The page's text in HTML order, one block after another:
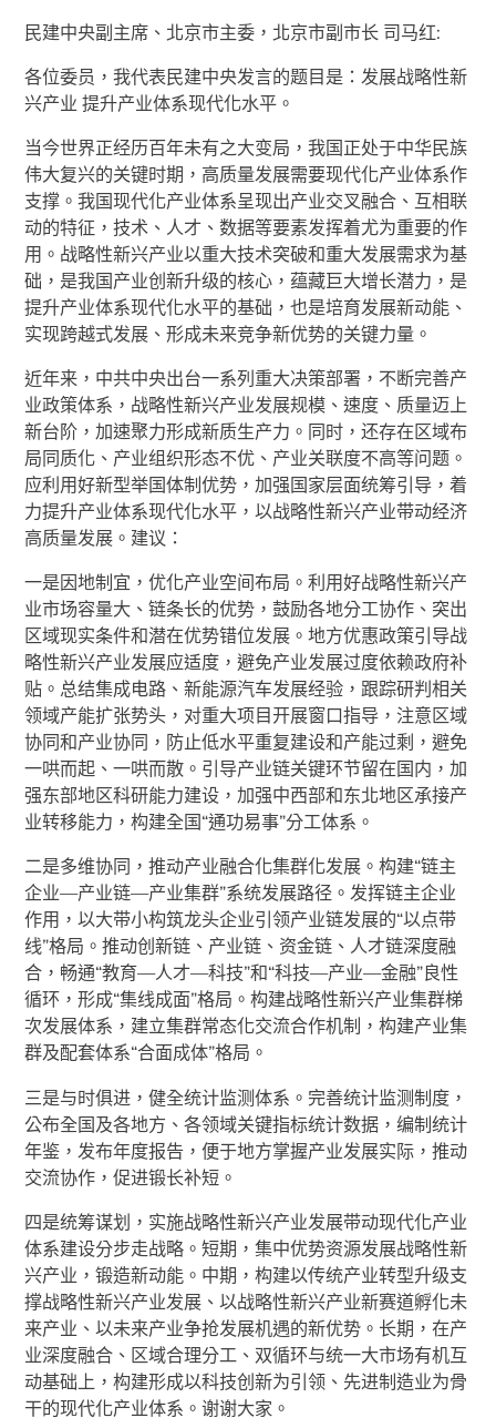
民建中央副主席、北京市主委，北京市副市长 司马红:
各位委员，我代表民建中央发言的题目是：发展战略性新
兴产业 提升产业体系现代化水平。
当今世界正经历百年未有之大变局，我国正处于中华民族
伟大复兴的关键时期，高质量发展需要现代化产业体系作
支撑。我国现代化产业体系呈现出产业交叉融合、互相联
动的特征，技术、人才、数据等要素发挥着尤为重要的作
用。战略性新兴产业以重大技术突破和重大发展需求为基
础，是我国产业创新升级的核心，蕴藏巨大增长潜力，是
提升产业体系现代化水平的基础，也是培育发展新动能、
实现跨越式发展、形成未来竞争新优势的关键力量。
近年来，中共中央出台一系列重大决策部署，不断完善产
业政策体系，战略性新兴产业发展规模、速度、质量迈上
新台阶，加速聚力形成新质生产力。同时，还存在区域布
局同质化、产业组织形态不优、产业关联度不高等问题。
应利用好新型举国体制优势，加强国家层面统筹引导，着
力提升产业体系现代化水平，以战略性新兴产业带动经济
高质量发展。建议：
一是因地制宜，优化产业空间布局。利用好战略性新兴产
业市场容量大、链条长的优势，鼓励各地分工协作、突出
区域现实条件和潜在优势错位发展。地方优惠政策引导战
略性新兴产业发展应适度，避免产业发展过度依赖政府补
贴。总结集成电路、新能源汽车发展经验，跟踪研判相关
领域产能扩张势头，对重大项目开展窗口指导，注意区域
协同和产业协同，防止低水平重复建设和产能过剩，避免
一哄而起、一哄而散。引导产业链关键环节留在国内，加
强东部地区科研能力建设，加强中西部和东北地区承接产
业转移能力，构建全国“通功易事”分工体系。
二是多维协同，推动产业融合化集群化发展。构建“链主
企业—产业链—产业集群”系统发展路径。发挥链主企业
作用，以大带小构筑龙头企业引领产业链发展的“以点带
线”格局。推动创新链、产业链、资金链、人才链深度融
合，畅通“教育—人才—科技”和“科技—产业—金融”良性
循环，形成“集线成面”格局。构建战略性新兴产业集群梯
次发展体系，建立集群常态化交流合作机制，构建产业集
群及配套体系“合面成体”格局。
三是与时俱进，健全统计监测体系。完善统计监测制度，
公布全国及各地方、各领域关键指标统计数据，编制统计
年鉴，发布年度报告，便于地方掌握产业发展实际，推动
交流协作，促进锻长补短。
四是统筹谋划，实施战略性新兴产业发展带动现代化产业
体系建设分步走战略。短期，集中优势资源发展战略性新
兴产业，锻造新动能。中期，构建以传统产业转型升级支
撑战略性新兴产业发展、以战略性新兴产业新赛道孵化未
来产业、以未来产业争抢发展机遇的新优势。长期，在产
业深度融合、区域合理分工、双循环与统一大市场有机互
动基础上，构建形成以科技创新为引领、先进制造业为骨
干的现代化产业体系。谢谢大家。